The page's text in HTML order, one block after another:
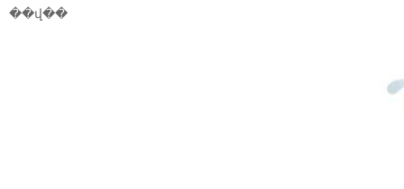
��վ��